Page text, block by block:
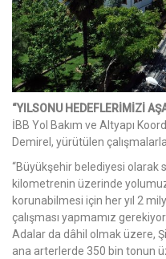
“YILSONU HEDEFLERİMİZİ
İBB Yol Bakım ve Altyapı
Demirel, yürütülen
“Büyükşehir belediyesi olarak
kilometrenin üzerinde
korunabilmesi için her yıl 2
çalışması yapmamız
Adalar da dâhil olmak üzere,
ana arterlerde 350 bin tonun